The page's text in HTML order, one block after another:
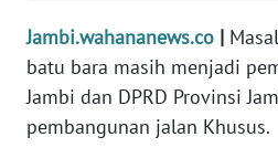
Jambi.wahananews.co |
batu bara masih menjadi
Jambi dan DPRD Provinsi
pembangunan jalan Khusus.
TENTANG
KAMI